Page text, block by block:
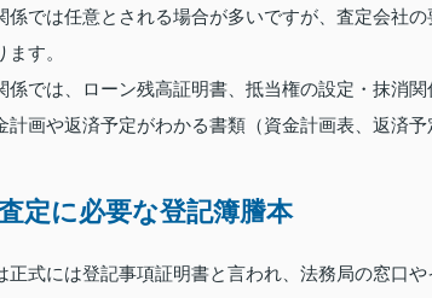
係では任意とされる場合が多いですが、査定会社
す。
係では、ローン残高証明書、抵当権の設定・抹消
計画や返済予定がわかる書類（資金計画表、返済予
定に必要な登記簿謄本
正式には登記事項証明書と言われ、法務局の窓口